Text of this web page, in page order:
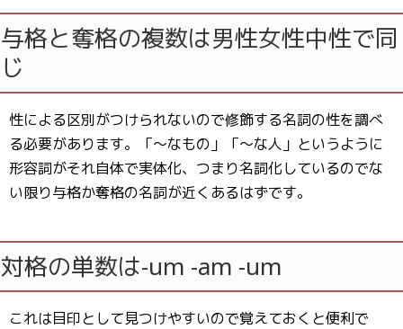
与格と奪格の複数は男性女性中性で同
じ
性による区別がつけられないので修飾する名詞の性を調べ
る必要があります。「〜なもの」「〜な人」というように
形容詞がそれ自体で実体化、つまり名詞化しているのでな
い限り与格か奪格の名詞が近くあるはずです。
対格の単数は-um -am -um
これは目印として見つけやすいので覚えておくと便利で